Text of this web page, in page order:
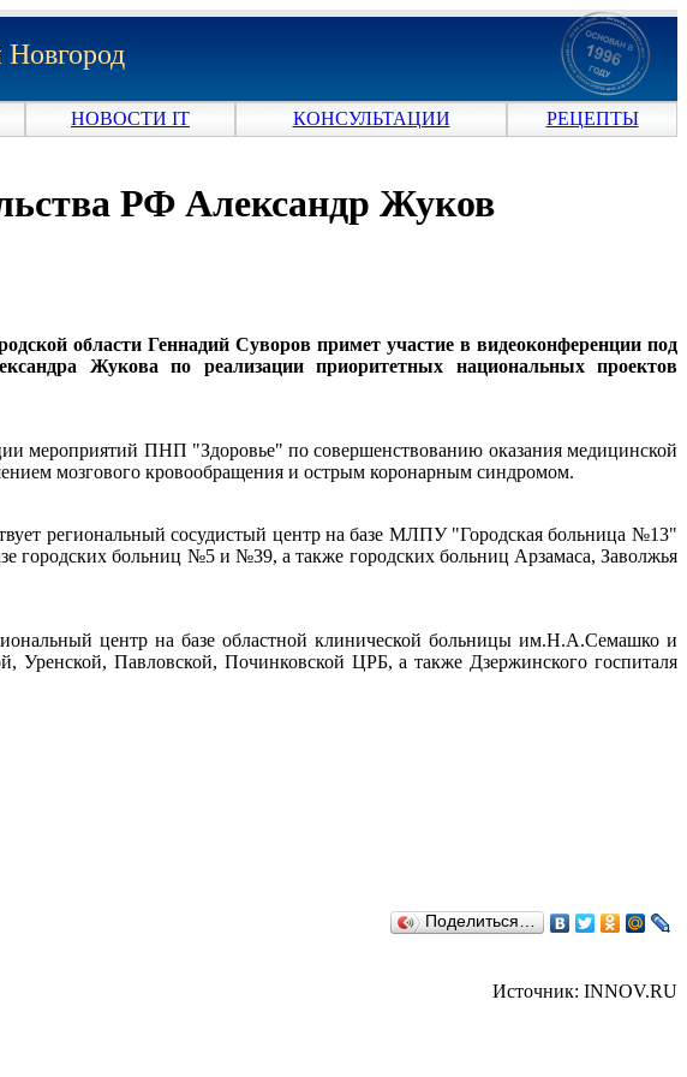
НОВОСТИ IT КОНСУЛЬТАЦИИ РЕЦЕПТЫ
РФ Александр Жуков
области Геннадий Суворов примет участие в видеоконференции под
Жукова по реализации приоритетных национальных проектов
мероприятий ПНП "Здоровье" по совершенствованию оказания медицинской
мозгового кровообращения и острым коронарным синдромом.
региональный сосудистый центр на базе МЛПУ "Городская больница №13"
городских больниц №5 и №39, а также городских больниц Арзамаса, Заволжья
центр на базе областной клинической больницы им.Н.А.Семашко и
Уренской, Павловской, Починковской ЦРБ, а также Дзержинского госпиталя
Поделиться…
Источник: INNOV.RU